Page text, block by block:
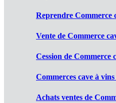
Reprendre Commerce
Vente de Commerce
Cession de Commerce
Commerces cave à
Achats ventes de